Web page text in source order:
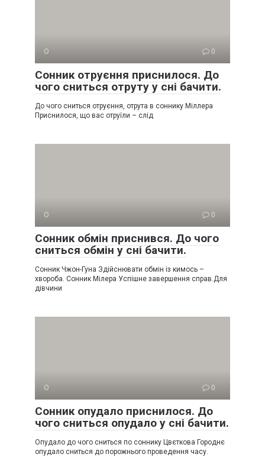
О 0
Сонник отруєння приснилося. До
чого сниться отруту у сні бачити.
До чого сниться отруєння, отрута в соннику Міллера
Приснилося, що вас отруїли – слід
О 0
Сонник обмін приснився. До чого
сниться обмін у сні бачити.
Сонник Чжон-Гуна Здійснювати обмін із кимось –
хвороба. Сонник Мілера Успішне завершення справ.Для
дівчини
О 0
Сонник опудало приснилося. До
чого сниться опудало у сні бачити.
Опудало до чого сниться по соннику Цвєткова Городнє
опудало сниться до порожнього проведення часу.